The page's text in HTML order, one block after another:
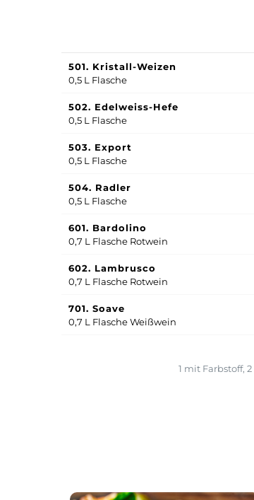
501. Kristall-Weizen
0,5 L Flasche
502. Edelweiss-Hefe
0,5 L Flasche
503. Export
0,5 L Flasche
504. Radler
0,5 L Flasche
601. Bardolino
0,7 L Flasche Rotwein
602. Lambrusco
0,7 L Flasche Rotwein
701. Soave
0,7 L Flasche Weißwein
1 mit Farbstoff, 2